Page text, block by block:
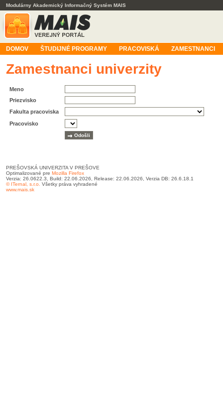
Modulárny Akademický Informačný Systém MAIS
DOMOV ŠTUDIJNÉ PROGRAMY PRACOVISKÁ ZAMESTNANCI
Zamestnanci univerzity
Meno
Priezvisko
Fakulta pracoviska
Pracovisko
PREŠOVSKÁ UNIVERZITA V PREŠOVE
Optimalizované pre Mozilla Firefox
Verzia: 26.0622.3, Build: 22.06.2026, Release: 22.06.2026, Verzia DB: 26.6.18.1
© ITernal, s.r.o. Všetky práva vyhradené
www.mais.sk